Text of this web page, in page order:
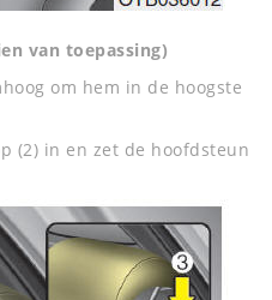
van toepassing)
om hem in de hoogste
(2) in en zet de hoofdsteun